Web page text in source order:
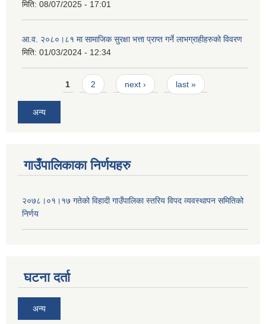
मिति: 08/07/2025 - 17:01
आ.व. २०८०।८१ मा सामाजिक सुरक्षा भत्ता प्राप्त गर्ने लाभग्राहीहरुको विवरण
मिति: 01/03/2024 - 12:34
Pages1 2 next › last »
अन्य
गाउँपालिकाका निर्णयहरु
२०७८।०१।१७ गतेको विहादी गाउँपालिका स्तरिय विपद व्यवस्थापन समितिको
निर्णय
घटना दर्ता
अन्य